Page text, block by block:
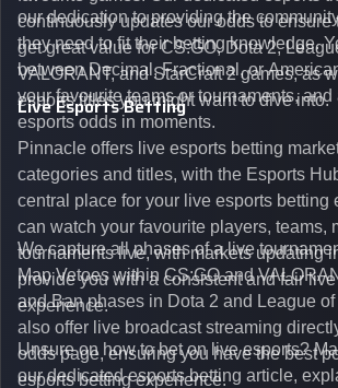
continuously updates our odds to ensure
get great value for CS:GO, Dota 2,
VALORANT, and StarCraft 2 games, as
esports titles you might want to dive into.
our dedication to providing the
they need to fit their betting knowledge.
between Decimal, Fractional, or
your favourite teams or tournaments,
esports odds in moments.
Live Esports Betting
Pinnacle offers live esports betting
categories and titles, with the Esports
central place for your live esports betting
can watch your favourite players, teams,
tournaments live, with markets updating
provide you with a consistent and fair
experience.
We capture all phases of a live
Map Vetoes within CS:GO and
and Ban phases in Dota 2 and League
also offer live broadcast streaming
odds page, ensuring you have the best
esports betting experience.
Unsure on how to bet on live esports?
our dedicated esports betting article,